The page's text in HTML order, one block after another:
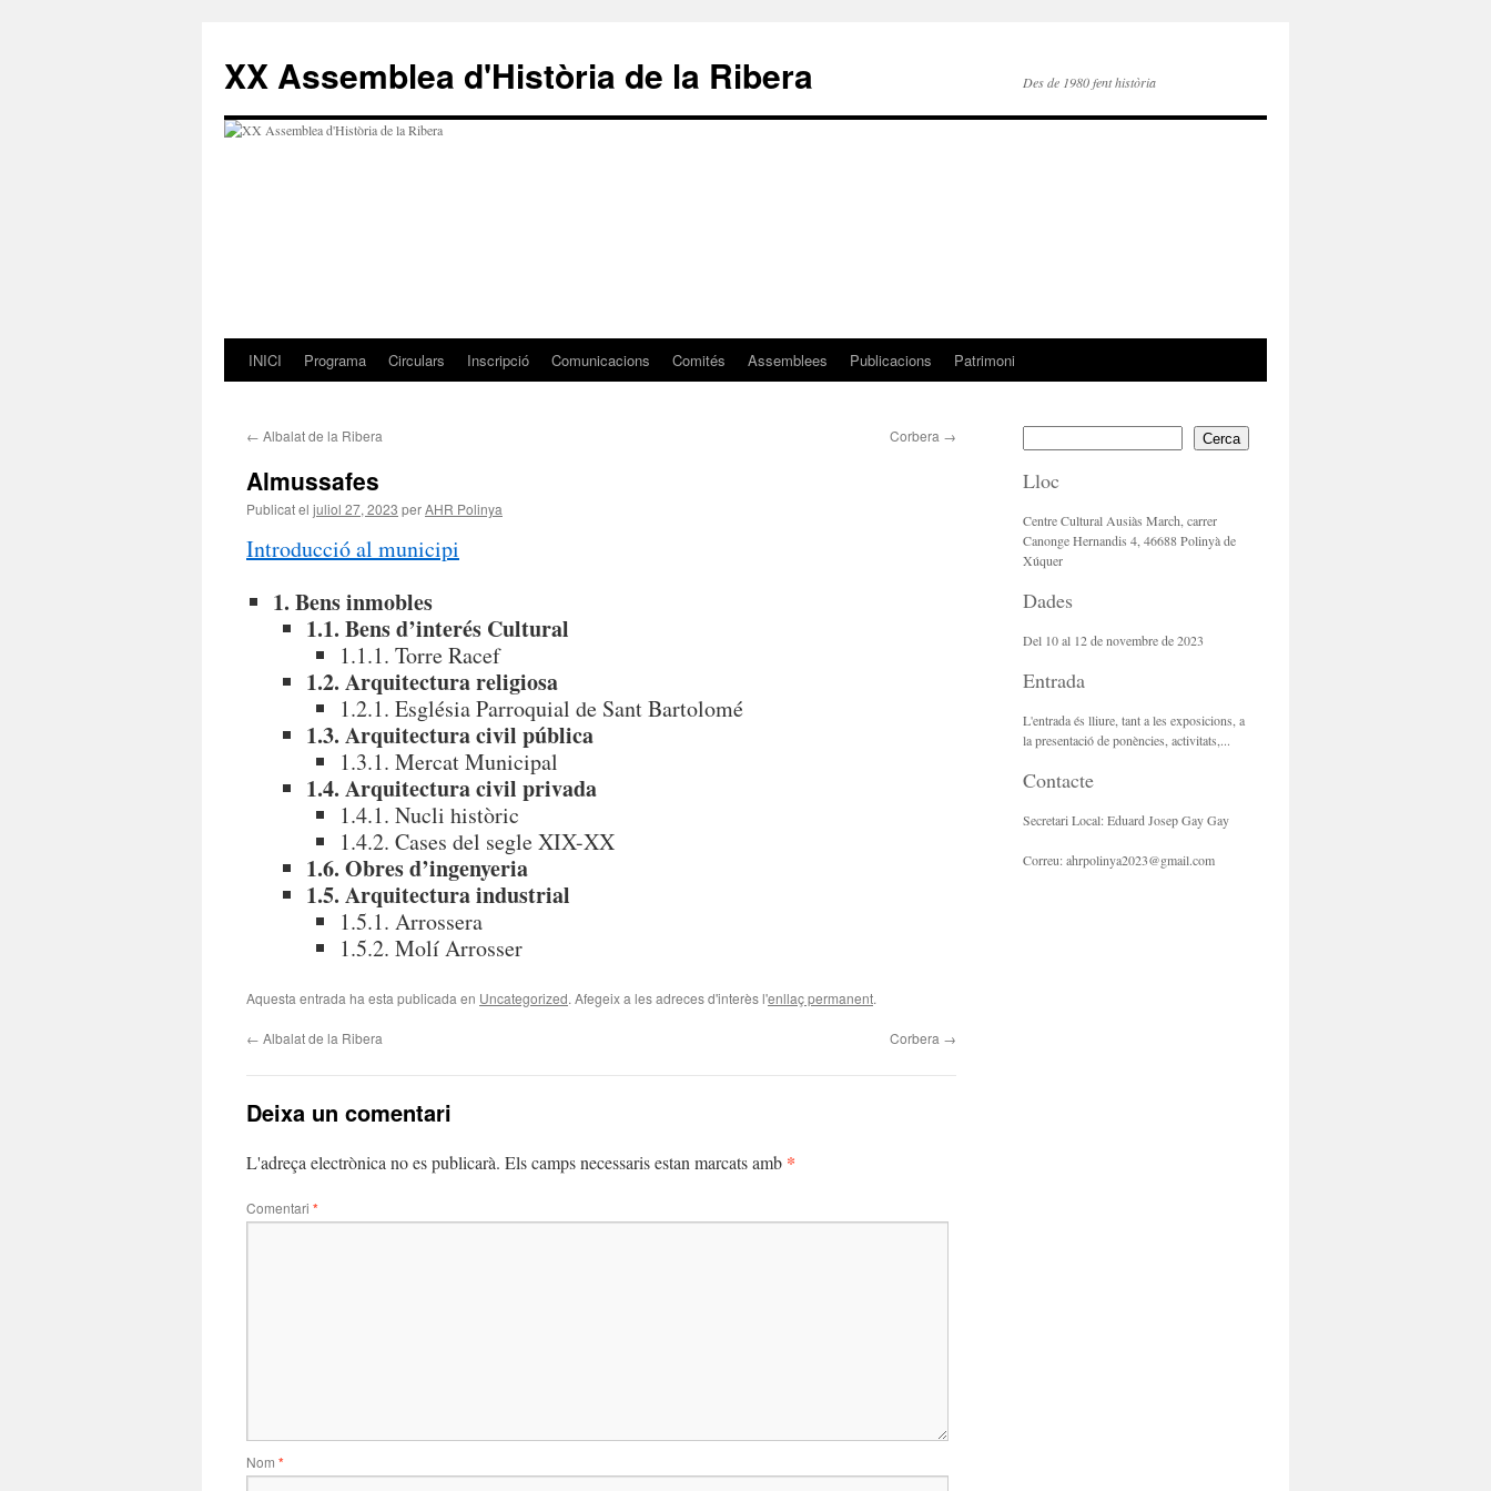
contingut
XX Assemblea d'Història de la Ribera Des de 1980 fent història
INICI Programa Circulars Inscripció Comunicacions Comités Assemblees Publicacions Patrimoni
← Albalat de la Ribera Corbera →
Almussafes
Publicat el juliol 27, 2023 perAHR Polinya
Introducció al municipi
1. Bens inmobles
1.1. Bens d’interés Cultural
1.1.1. Torre Racef
1.2. Arquitectura religiosa
1.2.1. Església Parroquial de Sant Bartolomé
1.3. Arquitectura civil pública
1.3.1. Mercat Municipal
1.4. Arquitectura civil privada
1.4.1. Nucli històric
1.4.2. Cases del segle XIX-XX
1.6. Obres d’ingenyeria
1.5. Arquitectura industrial
1.5.1. Arrossera
1.5.2. Molí Arrosser
Aquesta entrada ha esta publicada en Uncategorized. Afegeix a les adreces d'interès l'enllaç permanent.
← Albalat de la Ribera Corbera →
Deixa un comentari
L'adreça electrònica no es publicarà. Els camps necessaris estan marcats amb *
Comentari *
Nom *
Cerca
Lloc
Centre Cultural Ausiàs March, carrer
Canonge Hernandis 4, 46688 Polinyà de
Xúquer
Dades
Del 10 al 12 de novembre de 2023
Entrada
L'entrada és lliure, tant a les exposicions, a
la presentació de ponències, activitats,...
Contacte
Secretari Local: Eduard Josep Gay Gay
Correu: ahrpolinya2023@gmail.com